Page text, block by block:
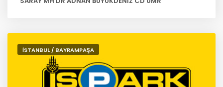
İSTANBUL / BAYRAMPAŞA